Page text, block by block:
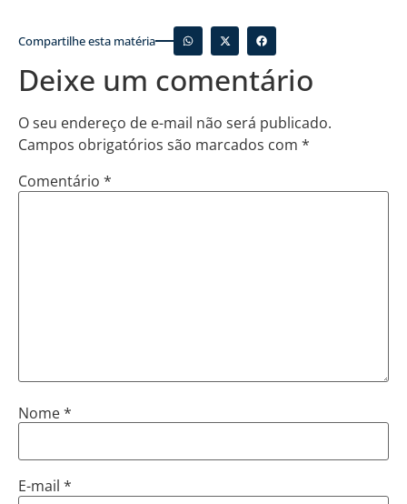
Compartilhe esta matéria
Deixe um comentário
O seu endereço de e-mail não será publicado.
Campos obrigatórios são marcados com *
Comentário *
Nome*
E-mail *